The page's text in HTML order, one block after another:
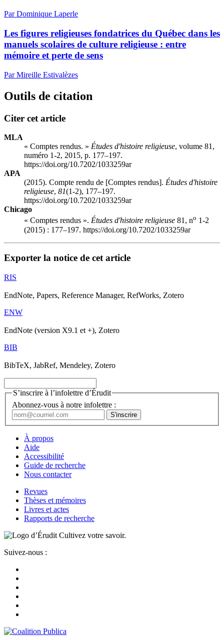
Par Dominique Laperle
Les figures religieuses fondatrices du Québec dans les
manuels scolaires de culture religieuse : entre
mémoire et perte de sens
Par Mireille Estivalèzes
Outils de citation
Citer cet article
MLA
« Comptes rendus. » Études d'histoire religieuse, volume 81,
numéro 1-2, 2015, p. 177–197.
https://doi.org/10.7202/1033259ar
APA
(2015). Compte rendu de [Comptes rendus]. Études d'histoire
religieuse, 81(1-2), 177–197.
https://doi.org/10.7202/1033259ar
Chicago
« Comptes rendus ». Études d'histoire religieuse 81, no 1-2
(2015) : 177–197. https://doi.org/10.7202/1033259ar
Exporter la notice de cet article
RIS
EndNote, Papers, Reference Manager, RefWorks, Zotero
ENW
EndNote (version X9.1 et +), Zotero
BIB
BibTeX, JabRef, Mendeley, Zotero
S’inscrire à l’infolettre d’Érudit
Abonnez-vous à notre infolettre :
À propos
Aide
Accessibilité
Guide de recherche
Nous contacter
Revues
Thèses et mémoires
Livres et actes
Rapports de recherche
Cultivez votre savoir.
Suivez-nous :